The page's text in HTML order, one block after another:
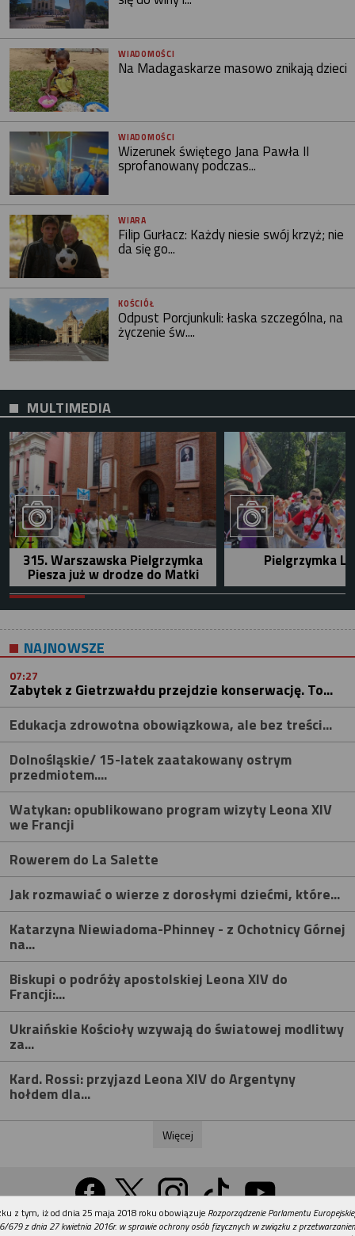
WIADOMOŚCI
Na Madagaskarze masowo znikają dzieci
WIADOMOŚCI
Wizerunek świętego Jana Pawła II
sprofanowany podczas...
WIARA
Filip Gurłacz: Każdy niesie swój krzyż; nie
da się go...
KOŚCIÓŁ
Odpust Porcjunkuli: łaska szczególna, na
życzenie św....
MULTIMEDIA
315. Warszawska Pielgrzymka
Piesza już w drodze do Matki
Pielgrzymka
NAJNOWSZE
07:27
Zabytek z Gietrzwałdu przejdzie konserwację. To...
Edukacja zdrowotna obowiązkowa, ale bez treści...
Dolnośląskie/ 15-latek zaatakowany ostrym
przedmiotem....
Watykan: opublikowano program wizyty Leona XIV
we Francji
Rowerem do La Salette
Jak rozmawiać o wierze z dorosłymi dziećmi, które...
Katarzyna Niewiadoma-Phinney - z Ochotnicy Górnej
na...
Biskupi o podróży apostolskiej Leona XIV do
Francji:...
Ukraińskie Kościoły wzywają do światowej modlitwy
za...
Kard. Rossi: przyjazd Leona XIV do Argentyny
hołdem dla...
Więcej
Wersja na komputer
REKLAMA
z tym, iż od dnia 25 maja 2018 roku obowiązuje Rozporządzenie Parlamentu
679 z dnia 27 kwietnia 2016r. w sprawie ochrony osób fizycznych w związku z